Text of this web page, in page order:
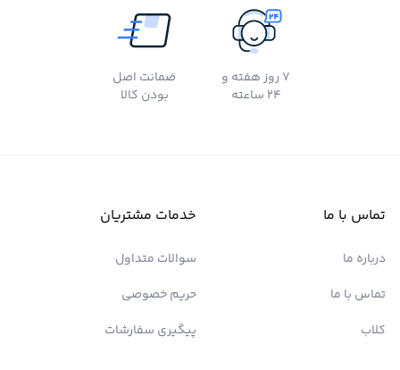
7 روز هفته و
24 ساعته
ضمانت اصل
بودن کالا
تماس با ما
درباره ما
تماس با ما
کلاب
خدمات مشتریان
سوالات متداول
حریم خصوصی
پیگیری سفارشات